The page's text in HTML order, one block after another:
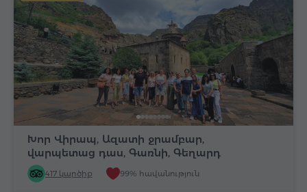
Խոր Վիրապ, Ազատի ջրամբար,
վարպետաց դաս, Գառնի, Գեղարդ
417 կարծիք 99% հավանություն